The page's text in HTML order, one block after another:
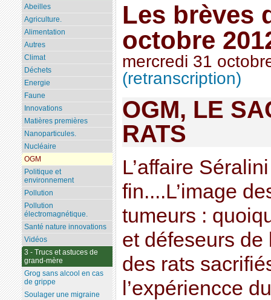
Les brèves
octobre
mercredi 31
(retranscription)
OGM, LE
RATS
L’affaire
fin....L’image
tumeurs :
et défeseurs de
des rats
l’expériencce
Abeilles
Agriculture.
Alimentation
Autres
Climat
Déchets
Energie
Faune
Innovations
Matières premières
Nanoparticules.
Nucléaire
OGM
Politique et
environnement
Pollution
Pollution
électromagnétique.
Santé nature innovations
Vidéos
3 - Trucs et astuces de
grand-mère
Grog sans alcool en cas
de grippe
Soulager une migraine